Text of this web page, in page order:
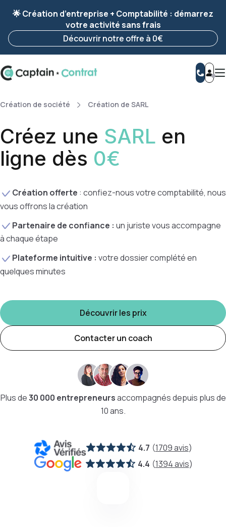
enregistrée 🚀
Reprendre ma démarche
🌟 Création d’entreprise + Comptabilité : démarrez
votre activité sans frais
Découvrir notre offre à 0€
Création de société Création de SARL
Créez une SARL en
ligne dès 0€
Création offerte : confiez-nous votre comptabilité, nous
vous offrons la création
Partenaire de confiance : un juriste vous accompagne
à chaque étape
Plateforme intuitive : votre dossier complété en
quelques minutes
Découvrir les prix
Contacter un coach
Plus de30 000 entrepreneursaccompagnés depuis plus de
10 ans.
4.7 (1709 avis)
4.4 (1394 avis)